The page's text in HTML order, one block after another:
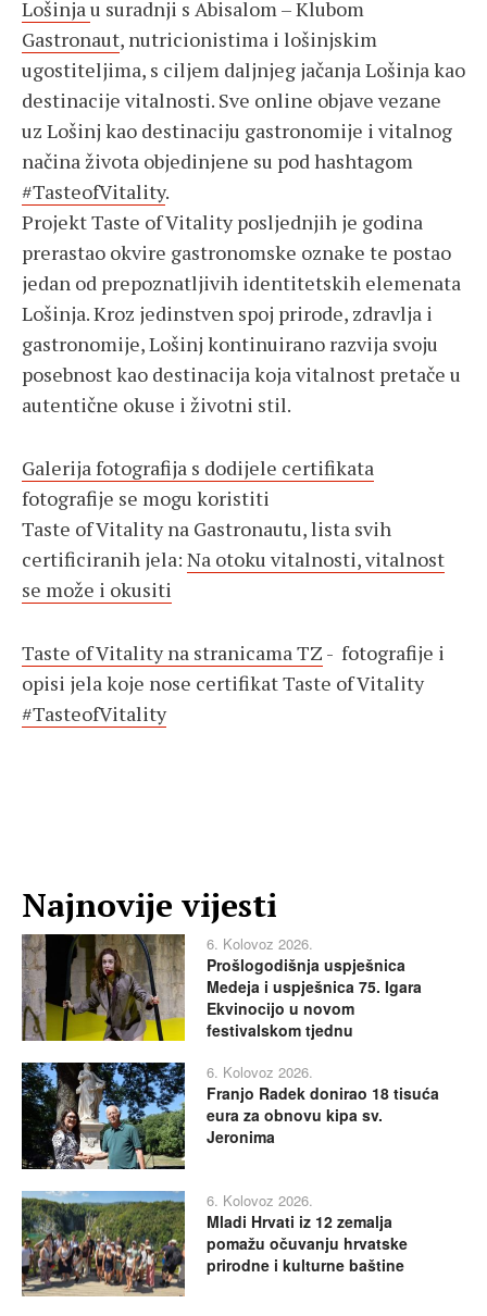
Lošinjau suradnji s Abisalom – Klubom
Gastronaut, nutricionistima i lošinjskim
ugostiteljima, s ciljem daljnjeg jačanja Lošinja kao
destinacije vitalnosti. Sve online objave vezane
uz Lošinj kao destinaciju gastronomije i vitalnog
načina života objedinjene su pod hashtagom
#TasteofVitality.
Projekt Taste of Vitality posljednjih je godina
prerastao okvire gastronomske oznake te postao
jedan od prepoznatljivih identitetskih elemenata
Lošinja. Kroz jedinstven spoj prirode, zdravlja i
gastronomije, Lošinj kontinuirano razvija svoju
posebnost kao destinacija koja vitalnost pretače u
autentične okuse i životni stil.
Galerija fotografija s dodijele certifikata
fotografije se mogu koristiti
Taste of Vitality na Gastronautu, lista svih
certificiranih jela: Na otoku vitalnosti, vitalnost
se može i okusiti
Taste of Vitality na stranicama TZ - fotografije i
opisi jela koje nose certifikat Taste of Vitality
#TasteofVitality
Najnovije vijesti
6. Kolovoz 2026.
Prošlogodišnja uspješnica
Medeja i uspješnica 75. Igara
Ekvinocijo u novom
festivalskom tjednu
6. Kolovoz 2026.
Franjo Radek donirao 18 tisuća
eura za obnovu kipa sv.
Jeronima
6. Kolovoz 2026.
Mladi Hrvati iz 12 zemalja
pomažu očuvanju hrvatske
prirodne i kulturne baštine